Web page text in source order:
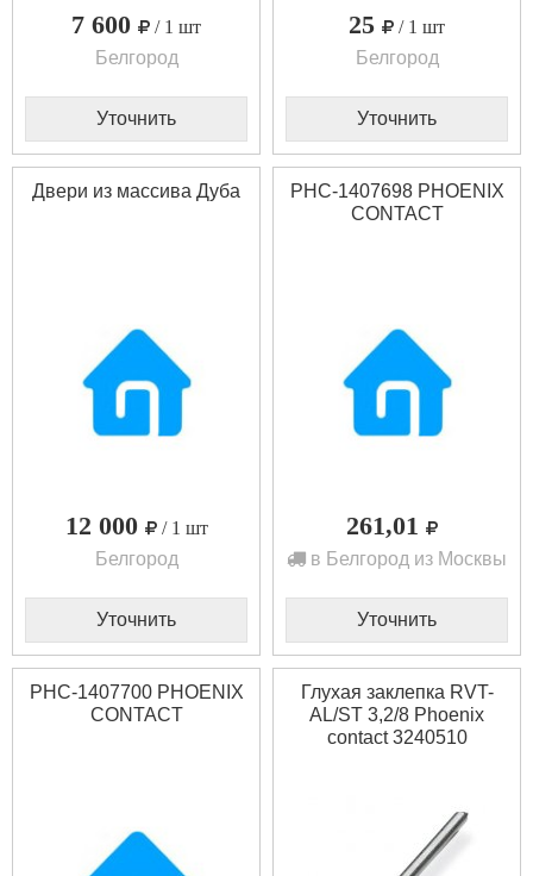
7 600
/ 1 шт
Белгород
Уточнить
25
/ 1 шт
Белгород
Уточнить
Двери из массива Дуба
12 000
/ 1 шт
Белгород
Уточнить
PHC-1407698 PHOENIX
CONTACT
261,01
в Белгород из Москвы
Уточнить
PHC-1407700 PHOENIX
CONTACT
Глухая заклепка RVT-
AL/ST 3,2/8 Phoenix
contact 3240510